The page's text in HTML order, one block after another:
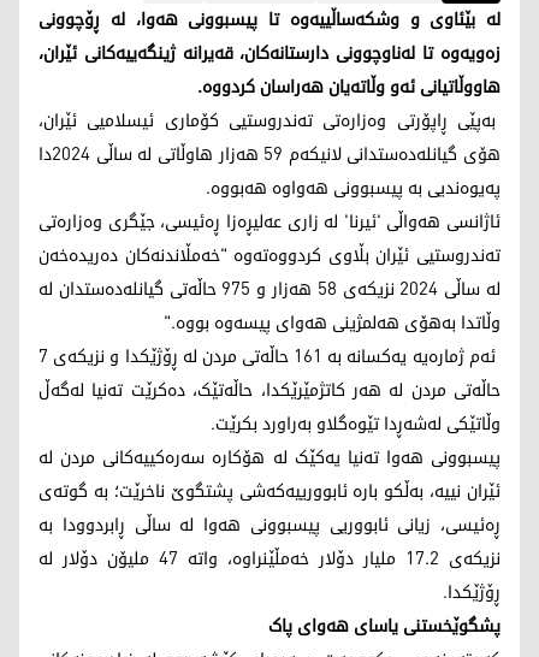
لە بێئاوی و وشکەساڵییەوە تا پیسبوونی هەوا، لە ڕۆچوونی
زەویەوە تا لەناوچوونی دارستانەکان، قەیرانە ژینگەییەکانی ئێران،
هاووڵاتیانی ئەو وڵاتەیان هەراسان کردووە.
بەپێی ڕاپۆرتی وەزارەتی تەندروستیی کۆماری ئیسلامیی ئێران،
هۆی گیانلەدەستدانی لانیکەم 59 هەزار هاوڵاتی لە ساڵی 2024دا
پەیوەندیی بە پیسبوونی هەواوە هەبووە.
ئاژانسی هەواڵی 'ئیرنا' لە زاری عەلیڕەزا ڕەئیسی، جێگری وەزارەتی
تەندروستیی ئێران بڵاوی کردووەتەوە "خەمڵاندنەکان دەریدەخەن
لە ساڵی 2024 نزیکەی 58 هەزار و 975 حاڵەتی گیانلەدەستدان لە
وڵاتدا بەهۆی هەلمژینی هەوای پیسەوە بووە."
ئەم ژمارەیە یەکسانە بە 161 حاڵەتی مردن لە ڕۆژێکدا و نزیکەی 7
حاڵەتی مردن لە هەر کاتژمێرێکدا، حاڵەتێک، دەکرێت تەنیا لەگەڵ
وڵاتێکی لەشەڕدا تێوەگلاو بەراورد بکرێت.
پیسبوونی هەوا تەنیا یەکێک لە هۆکارە سەرەکییەکانی مردن لە
ئێران نییە، بەڵکو بارە ئابوورییەکەشی پشتگوێ ناخرێت؛ بە گوتەی
ڕەئیسی، زیانی ئابووریی پیسبوونی هەوا لە ساڵی ڕابردوودا بە
نزیکەی 17.2 ملیار دۆلار خەمڵێنراوە، واتە 47 ملیۆن دۆلار لە
ڕۆژێکدا.
پشگوێخستنی یاسای هەوای پاک